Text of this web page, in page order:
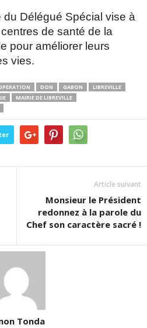
du Délégué Spécial vise à
de santé de la
pour améliorer leurs
vies.
DON GABON
LIBREVILLE
MAIRIE DE LIBREVILLE
Article suivant
Monsieur le Président
redonnez à la parole du
Chef son caractère sacré !
Tonda